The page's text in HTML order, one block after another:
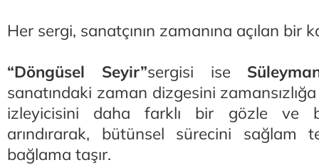
Her sergi, sanatçının zamanına açılan bir
“Döngüsel Seyir”sergisi ise
sanatındaki zaman dizgesini
izleyicisini daha farklı bir gözle ve
arındırarak, bütünsel sürecini sağlam
bağlama taşır.